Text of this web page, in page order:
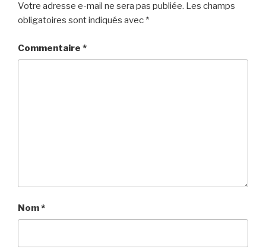
Votre adresse e-mail ne sera pas publiée. Les champs
obligatoires sont indiqués avec *
Commentaire *
Nom*